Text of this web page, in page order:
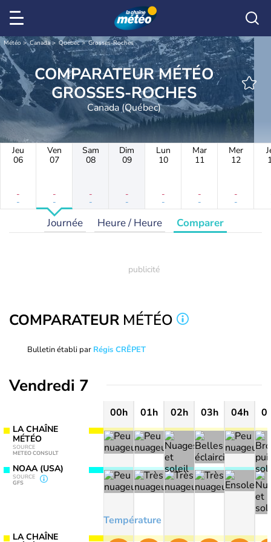
Météo Canada Québec Grosses-Roches
COMPARATEUR MÉTÉO
GROSSES-ROCHES
Canada (Québec)
Jeu
06
-
-
Ven
07
-
-
Sam
08
-
-
Dim
09
-
-
Lun
10
-
-
Mar
11
-
-
Mer
12
-
-
Journée Heure / Heure Comparer
COMPARATEUR MÉTÉO
Bulletin établi par Régis CRÊPET
Vendredi 7
LA CHAÎNE
MÉTÉO
SOURCE
METEO CONSULT
NOAA (USA)
SOURCE
GFS
LA CHAÎNE
00h 01h 02h 03h 04h
Température